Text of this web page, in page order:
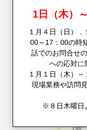
1日（木）
１月４日（日）
00～17：00の時
話でのお問合せ
への応対に
１月１日（木）
現場業務や訪問
※８日木曜日